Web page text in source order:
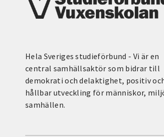
Hela Sveriges studieförbund - Vi är en
central samhällsaktör som bidrar till
demokrati och delaktighet, positiv
hållbar utveckling för människor,
samhällen.